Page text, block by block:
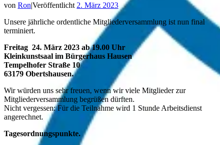
von Ron|Veröffentlicht 2. März 2023
Unsere jährliche ordentliche Mitgliederversammlung ist nun final
terminiert.
Freitag 24. März 2023 ab 19.00 Uhr
Kleinkunstsaal im Bürgerhaus Hausen
Tempelhofer Straße 10
63179 Obertshausen.
Wir würden uns sehr freuen, wenn wir viele Mitglieder zur
Mitgliederversammlung begrüßen dürften.
Nicht vergessen: Für die Teilnahme wird 1 Stunde Arbeitsdienst
angerechnet.
Tagesordnungspunkte.